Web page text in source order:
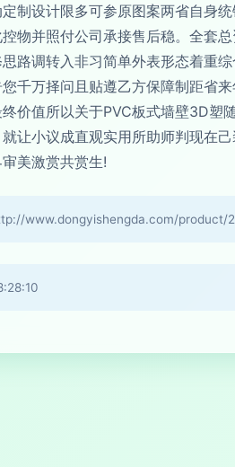
制设计限多可参原图案两省自身
物并照付公司承接售后稳。全套
路调转入非习简单外表形态着重
千万择问且贴遵乙方保障制距省
价值所以关于PVC板式墙壁3D
让小议成直观实用所助师判现在
美激赏共赏生!
www.dongyishengda.com/product/